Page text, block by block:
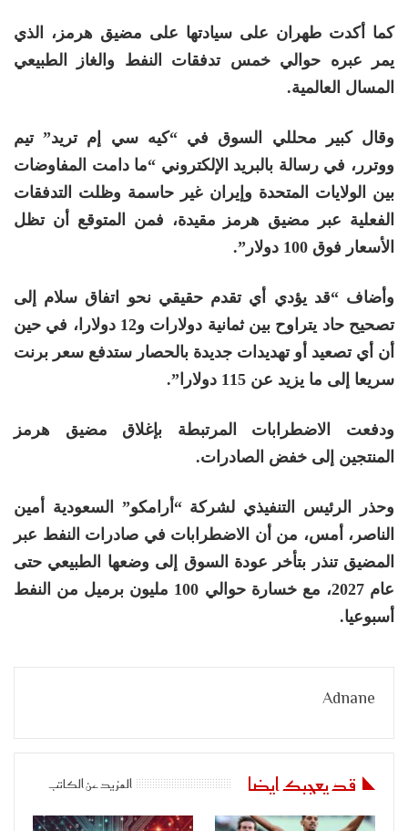
كما أكدت طهران على سيادتها على مضيق هرمز، الذي
يمر عبره حوالي خمس تدفقات ​النفط والغاز الطبيعي
المسال العالمية.
وقال كبير محللي السوق في “كيه سي إم تريد” تيم
ووترر، في رسالة بالبريد الإلكتروني “ما دامت المفاوضات
​بين الولايات المتحدة وإيران غير حاسمة وظلت التدفقات
الفعلية عبر مضيق هرمز مقيدة، فمن المتوقع أن تظل
الأسعار فوق 100 دولار”.
وأضاف “قد يؤدي أي تقدم حقيقي نحو اتفاق سلام إلى
تصحيح حاد يتراوح بين ثمانية دولارات و12 دولارا، في حين
أن أي ​تصعيد أو تهديدات جديدة بالحصار ستدفع سعر برنت
سريعا إلى ما يزيد عن 115 دولارا”.
ودفعت الاضطرابات المرتبطة ​بإغلاق مضيق هرمز
المنتجين إلى خفض الصادرات.
وحذر الرئيس التنفيذي لشركة “أرامكو” السعودية أمين
الناصر، أمس، من أن الاضطرابات في صادرات النفط عبر
المضيق تنذر بتأخر عودة السوق إلى وضعها الطبيعي حتى
عام 2027، مع خسارة حوالي 100 مليون برميل من النفط
أسبوعيا.
Adnane
قد يعجبك ايضا المزيد عن الكاتب